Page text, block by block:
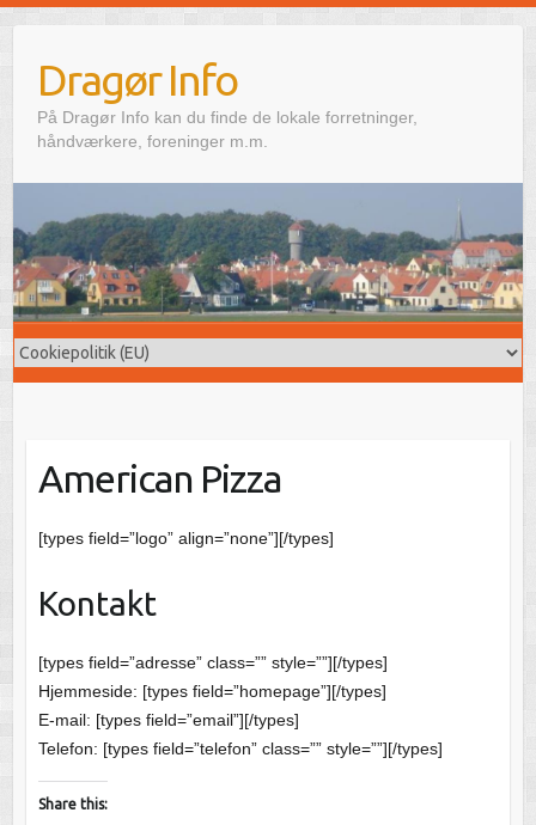
Dragør Info
På Dragør Info kan du finde de lokale forretninger,
håndværkere, foreninger m.m.
American Pizza
[types field=”logo” align=”none”][/types]
Kontakt
[types field=”adresse” class=”” style=””][/types]
Hjemmeside: [types field=”homepage”][/types]
E-mail: [types field=”email”][/types]
Telefon: [types field=”telefon” class=”” style=””][/types]
Share this: